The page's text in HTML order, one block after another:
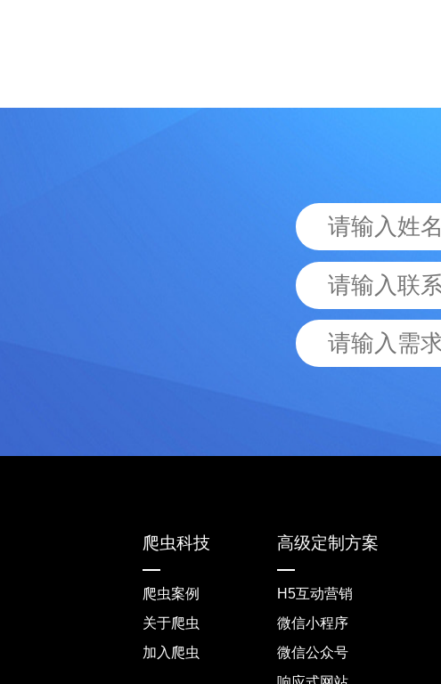
爬虫科技
爬虫案例
关于爬虫
加入爬虫
高级定制方案
H5互动营销
微信小程序
微信公众号